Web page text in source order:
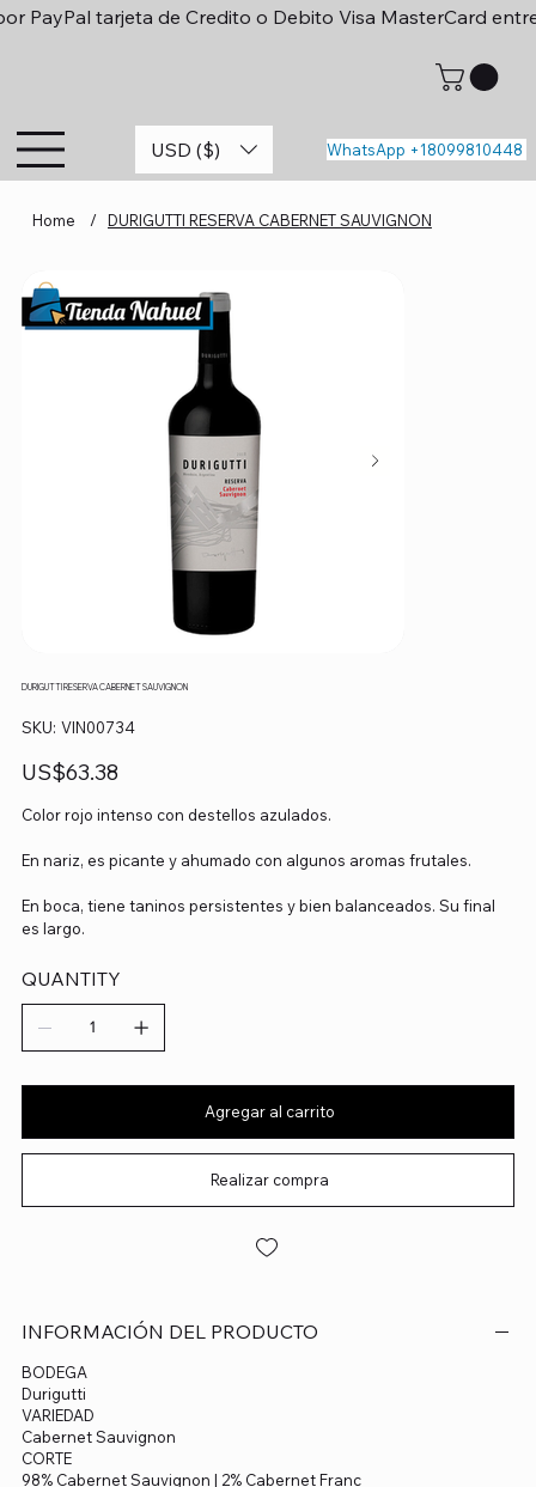
PayPal tarjeta de Credito o Debito Visa MasterCard
USD ($) WhatsApp +18099810448
Home / DURIGUTTI RESERVA CABERNET SAUVIGNON
DURIGUTTI RESERVA CABERNET SAUVIGNON
SKU: SKU
VIN00734
VIN00734
Precio
US$63.38
Color rojo intenso con destellos azulados.
En nariz, es picante y ahumado con algunos aromas frutales.
En boca, tiene taninos persistentes y bien balanceados. Su final
es largo.
QUANTITY
Agregar al carrito
Realizar compra
INFORMACIÓN DEL PRODUCTO
BODEGA
Durigutti
VARIEDAD
Cabernet Sauvignon
CORTE
98% Cabernet Sauvignon | 2% Cabernet Franc